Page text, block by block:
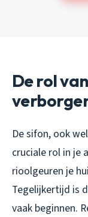
De rol
De sifon, ook
cruciale rol in je
rioolgeuren je
Tegelijkertijd is
vaak beginnen.